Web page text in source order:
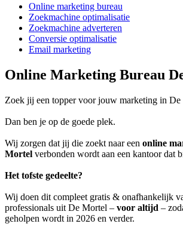
Online marketing bureau
Zoekmachine optimalisatie
Zoekmachine adverteren
Conversie optimalisatie
Email marketing
Online Marketing Bureau
Zoek jij een topper voor jouw marketing in De
Dan ben je op de goede plek.
Wij zorgen dat jij die zoekt naar een online
Mortel verbonden wordt aan een kantoor dat
Het tofste gedeelte?
Wij doen dit compleet gratis & onafhankelijk
professionals uit De Mortel – voor altijd –
geholpen wordt in 2026 en verder.